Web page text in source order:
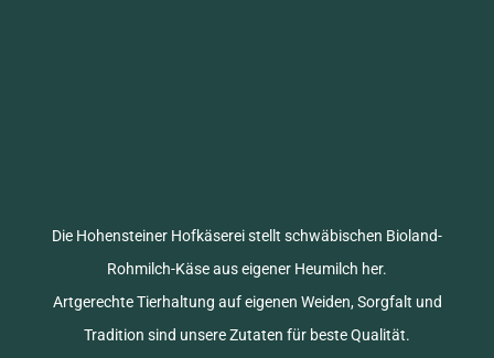
Die Hohensteiner Hofkäserei stellt schwäbischen Bioland-
Rohmilch-Käse aus eigener Heumilch her.
Artgerechte Tierhaltung auf eigenen Weiden, Sorgfalt und
Tradition sind unsere Zutaten für beste Qualität.